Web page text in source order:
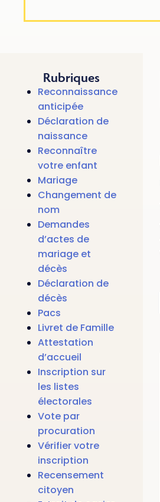
Rubriques
Reconnaissance
anticipée
Déclaration de
naissance
Reconnaître
votre enfant
Mariage
Changement de
nom
Demandes
d’actes de
mariage et
décès
Déclaration de
décès
Pacs
Livret de Famille
Attestation
d’accueil
Inscription sur
les listes
électorales
Vote par
procuration
Vérifier votre
inscription
Recensement
citoyen